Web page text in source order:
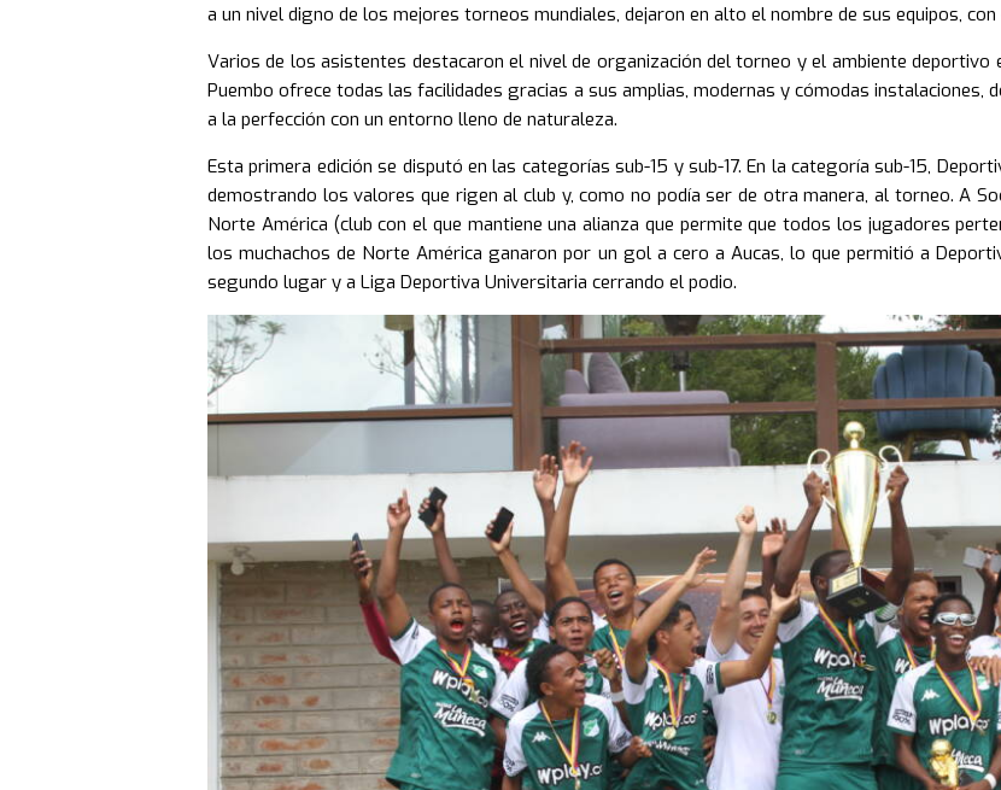
a un nivel digno de los mejores torneos mundiales, dejaron en alto el nombre de sus equipos,
Varios de los asistentes destacaron el nivel de organización del torneo y el ambiente deportivo
Puembo ofrece todas las facilidades gracias a sus amplias, modernas y cómodas instalaciones,
a la perfección con un entorno lleno de naturaleza.
Esta primera edición se disputó en las categorías sub-15 y sub-17. En la categoría sub-15,
demostrando los valores que rigen al club y, como no podía ser de otra manera, al torneo. A
Norte América (club con el que mantiene una alianza que permite que todos los jugadores
los muchachos de Norte América ganaron por un gol a cero a Aucas, lo que permitió a
segundo lugar y a Liga Deportiva Universitaria cerrando el podio.